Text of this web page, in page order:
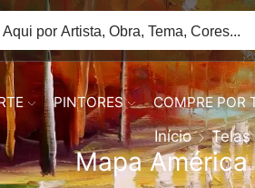
PINTORES COMPRE POR
Início Telas
Mapa